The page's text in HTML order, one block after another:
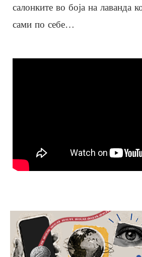
салонките во боја на лаванда
сами по себе…